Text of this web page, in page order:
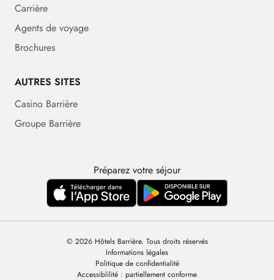
Carrière
Agents de voyage
Brochures
AUTRES SITES
Casino Barrière
Groupe Barrière
Préparez votre séjour
© 2026 Hôtels Barrière. Tous droits réservés
Informations légales
Politique de confidentialité
Accessiblilité : partiellement conforme